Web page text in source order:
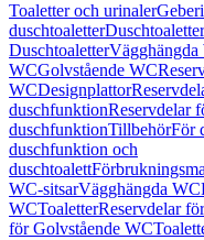
Toaletter och urinaler
duschtoaletterDuschtoaletter
DuschtoaletterVägghängda
WCGolvstående WC
WCDesignplattor
duschfunktionReservdelar
duschfunktionTillbehörFör
duschfunktion och
duschtoalett
WC-sitsarVägghängda WC
WCToaletterReservdelar
för Golvstående WC